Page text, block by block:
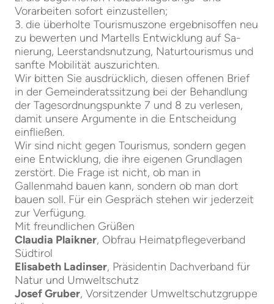
Vorarbeiten sofort einzustellen;
3. die überholte Tourismuszone ergebnisoffen neu
zu bewerten und Martells Entwicklung auf Sa-
nierung, Leerstandsnutzung, Naturtourismus und
sanfte Mobilität auszurichten.
Wir bitten Sie ausdrücklich, diesen offenen Brief
in der Gemeinderatssitzung bei der Behandlung
der Tagesordnungspunkte 7 und 8 zu verlesen,
damit unsere Argumente in die Entscheidung
einfließen.
Wir sind nicht gegen Tourismus, sondern gegen
eine Entwicklung, die ihre eigenen Grundlagen
zerstört. Die Frage ist nicht, ob man in
Gallenmahd bauen kann, sondern ob man dort
bauen soll. Für ein Gespräch stehen wir jederzeit
zur Verfügung.
Mit freundlichen Grüßen
Claudia Plaikner, Obfrau Heimatpflegeverband
Südtirol
Elisabeth Ladinser, Präsidentin Dachverband für
Natur und Umweltschutz
Josef Gruber, Vorsitzender Umweltschutzgruppe